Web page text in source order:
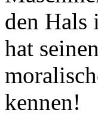
den Hals
hat
kennen!